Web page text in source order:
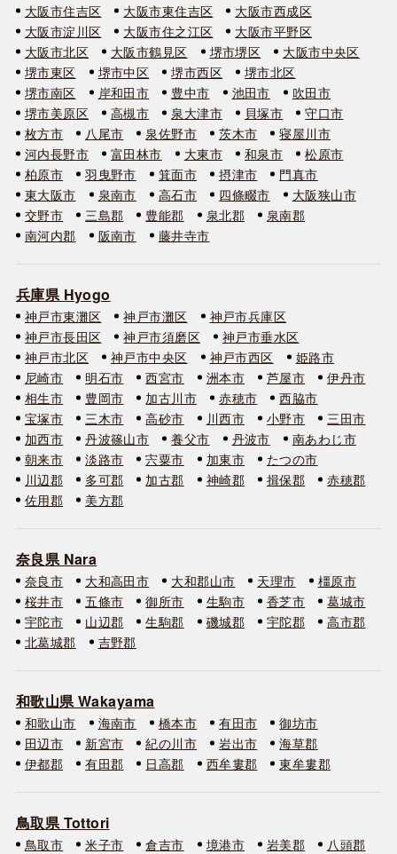
大阪市住吉区
大阪市東住吉区
大阪市西成区
大阪市淀川区
大阪市住之江区
大阪市平野区
大阪市北区
大阪市鶴見区 堺市堺区
大阪市中央区
堺市東区
堺市中区 堺市西区
堺市北区
堺市南区
岸和田市 豊中市 池田市
吹田市
堺市美原区
高槻市 泉大津市 貝塚市
守口市
枚方市
八尾市 泉佐野市 茨木市
寝屋川市
河内長野市
富田林市 大東市 和泉市
松原市
柏原市
羽曳野市 箕面市 摂津市
門真市
東大阪市
泉南市 高石市 四條畷市
大阪狭山市
交野市
三島郡 豊能郡 泉北郡
泉南郡
南河内郡
阪南市 藤井寺市
兵庫県 Hyogo
神戸市東灘区 神戸市灘区
神戸市兵庫区
神戸市長田区
神戸市須磨区
神戸市垂水区
神戸市北区
神戸市中央区 神戸市西区
姫路市
尼崎市
明石市 西宮市 洲本市 芦屋市
伊丹市
相生市
豊岡市 加古川市 赤穂市
西脇市
宝塚市
三木市 高砂市 川西市 小野市
三田市
加西市
丹波篠山市 養父市 丹波市
南あわじ市
朝来市
淡路市 宍粟市 加東市
たつの市
川辺郡
多可郡 加古郡 神崎郡 揖保郡
赤穂郡
佐用郡
美方郡
奈良県 Nara
奈良市 大和高田市 大和郡山市 天理市
橿原市
桜井市
五條市 御所市 生駒市 香芝市
葛城市
宇陀市
山辺郡 生駒郡 磯城郡 宇陀郡
高市郡
北葛城郡
吉野郡
和歌山県 Wakayama
和歌山市 海南市 橋本市 有田市
御坊市
田辺市
新宮市 紀の川市 岩出市
海草郡
伊都郡
有田郡 日高郡 西牟婁郡 東牟婁郡
鳥取県 Tottori
鳥取市 米子市 倉吉市 境港市 岩美郡
八頭郡